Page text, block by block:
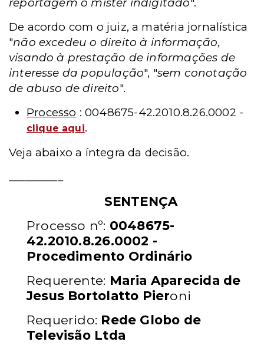
De acordo com o juiz, a matéria jornalística
"não excedeu o direito à informação,
visando à prestação de informações de
interesse da população", "sem conotação
de abuso de direito".
Processo : 0048675-42.2010.8.26.0002 -
clique aqui.
Veja abaixo a íntegra da decisão.
SENTENÇA
Processo nº: 0048675-
42.2010.8.26.0002 -
Procedimento Ordinário
Requerente: Maria Aparecida de
Jesus Bortolatto Pieroni
Requerido: Rede Globo de
Televisão Ltda